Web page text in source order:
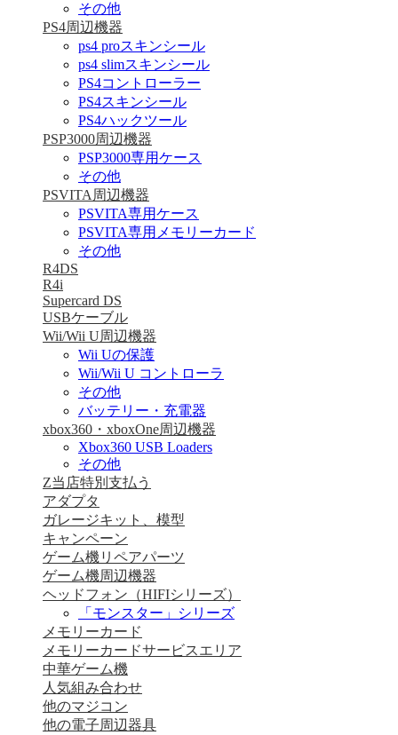
その他
PS4周辺機器
ps4 proスキンシール
ps4 slimスキンシール
PS4コントローラー
PS4スキンシール
PS4ハックツール
PSP3000周辺機器
PSP3000専用ケース
その他
PSVITA周辺機器
PSVITA専用ケース
PSVITA専用メモリーカード
その他
R4DS
R4i
Supercard DS
USBケーブル
Wii/Wii U周辺機器
Wii Uの保護
Wii/Wii U コントローラ
その他
バッテリー・充電器
xbox360・xboxOne周辺機器
Xbox360 USB Loaders
その他
Z当店特別支払う
アダプタ
ガレージキット、模型
キャンペーン
ゲーム機リペアパーツ
ゲーム機周辺機器
ヘッドフォン（HIFIシリーズ）
「モンスター」シリーズ
メモリーカード
メモリーカードサービスエリア
中華ゲーム機
人気組み合わせ
他のマジコン
他の電子周辺器具